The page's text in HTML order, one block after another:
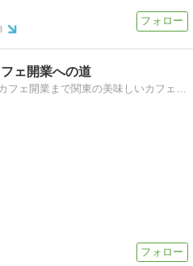
ェ開業への道